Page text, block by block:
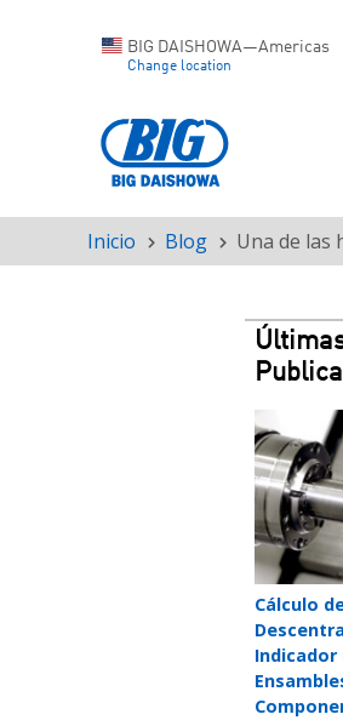
BIG DAISHOWA—Americas
Change location
Ruta
navegación
Inicio Blog Una de las
Teaser
image
Teaser
title
Cálculo
Indicador